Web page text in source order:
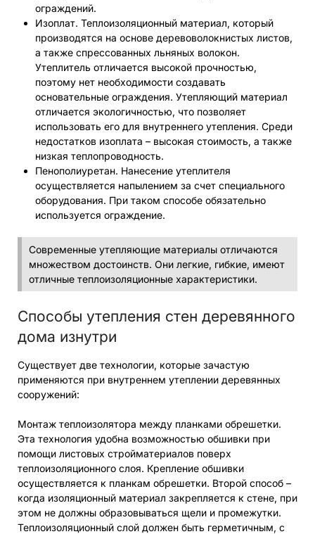
ограждений.
Изоплат. Теплоизоляционный материал, который
производятся на основе деревоволокнистых листов,
а также спрессованных льняных волокон.
Утеплитель отличается высокой прочностью,
поэтому нет необходимости создавать
основательные ограждения. Утепляющий материал
отличается экологичностью, что позволяет
использовать его для внутреннего утепления. Среди
недостатков изоплата – высокая стоимость, а также
низкая теплопроводность.
Пенополиуретан. Нанесение утеплителя
осуществляется напылением за счет специального
оборудования. При таком способе обязательно
используется ограждение.
Современные утепляющие материалы отличаются
множеством достоинств. Они легкие, гибкие, имеют
отличные теплоизоляционные характеристики.
Способы утепления стен деревянного
дома изнутри
Существует две технологии, которые зачастую
применяются при внутреннем утеплении деревянных
сооружений:
Монтаж теплоизолятора между планками обрешетки.
Эта технология удобна возможностью обшивки при
помощи листовых стройматериалов поверх
теплоизоляционного слоя. Крепление обшивки
осуществляется к планкам обрешетки. Второй способ –
когда изоляционный материал закрепляется к стене, при
этом не должны образовываться щели и промежутки.
Теплоизоляционный слой должен быть герметичным, с